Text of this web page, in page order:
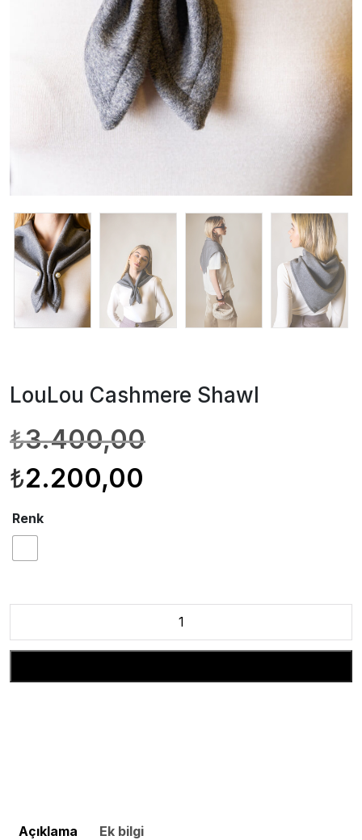
LouLou Cashmere Shawl
₺3.400,00
Orijinal
fiyat:
₺3.400,00.
₺2.200,00
Şu
andaki
fiyat:
₺2.200,00.
Renk
Shawl
Açıklama Ek bilgi